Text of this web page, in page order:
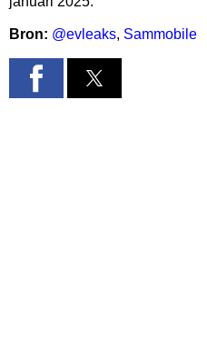
Bron: @evleaks, Sammobile